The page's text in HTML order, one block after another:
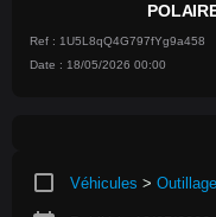
Ref : 1U5L8qQ4G797fYg9a458
Date : 18/05/2026 00:00
crop_square Véhicules >